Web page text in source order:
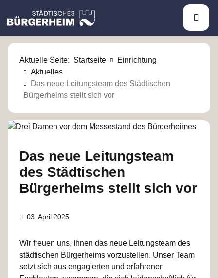
ä
d
Aktuelle Seite: Startseite
Einrichtung
Aktuelles
Das neue Leitungsteam des Städtischen
Bürgerheims stellt sich vor
Das neue Leitungsteam
des Städtischen
Bürgerheims stellt sich vor
D
t
a
i
l
Veröffentlicht am
03. April 2025
Wir freuen uns, Ihnen das neue Leitungsteam des
städtischen Bürgerheims vorzustellen. Unser Team
setzt sich aus engagierten und erfahrenen